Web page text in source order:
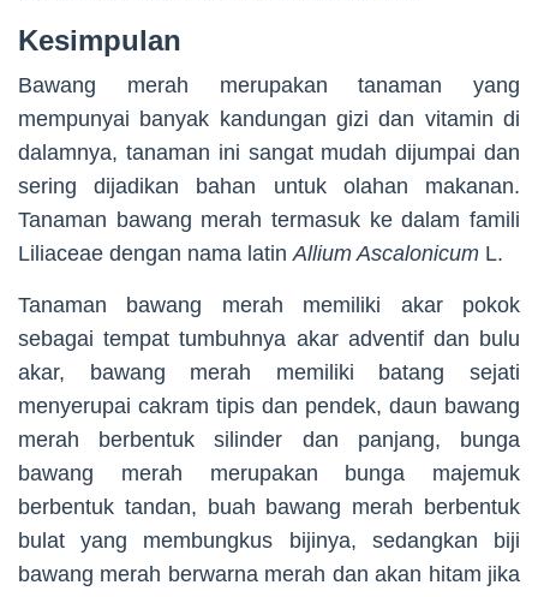
Kesimpulan
Bawang merah merupakan tanaman yang
mempunyai banyak kandungan gizi dan vitamin di
dalamnya, tanaman ini sangat mudah dijumpai dan
sering dijadikan bahan untuk olahan makanan.
Tanaman bawang merah termasuk ke dalam famili
Liliaceae dengan nama latinAllium Ascalonicum L.
Tanaman bawang merah memiliki akar pokok
sebagai tempat tumbuhnya akar adventif dan bulu
akar, bawang merah memiliki batang sejati
menyerupai cakram tipis dan pendek, daun bawang
merah berbentuk silinder dan panjang, bunga
bawang merah merupakan bunga majemuk
berbentuk tandan, buah bawang merah berbentuk
bulat yang membungkus bijinya, sedangkan biji
bawang merah berwarna merah dan akan hitam jika